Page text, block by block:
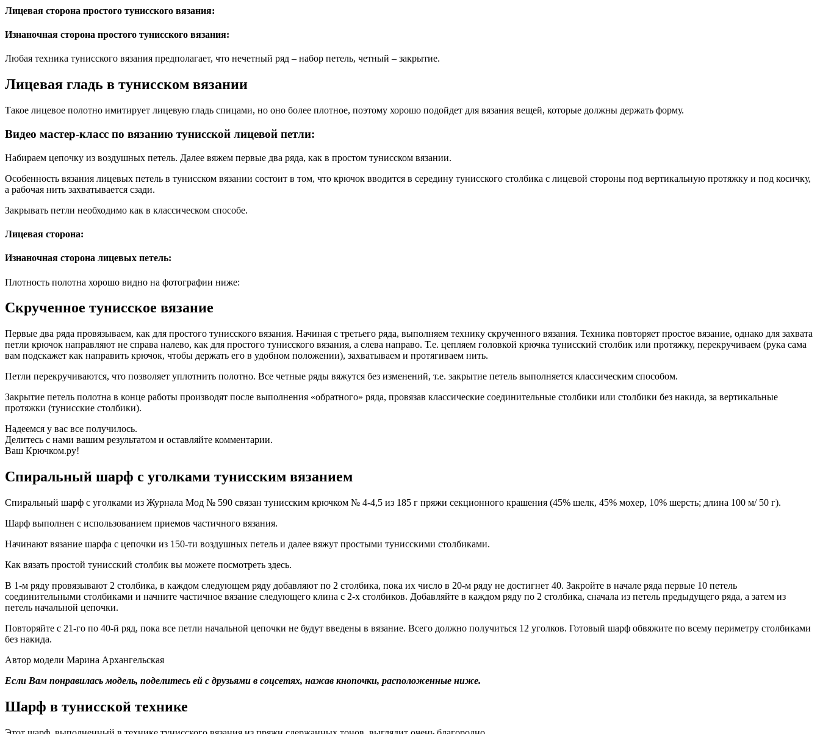
Лицевая сторона простого тунисского вязания:
Изнаночная сторона простого тунисского вязания:
Любая техника тунисского вязания предполагает, что нечетный ряд – набор петель, четный – закрытие.
Лицевая гладь в тунисском вязании
Такое лицевое полотно имитирует лицевую гладь спицами, но оно более плотное, поэтому хорошо подойдет для вязания вещей, которые должны держать форму.
Видео мастер-класс по вязанию тунисской лицевой петли:
Набираем цепочку из воздушных петель. Далее вяжем первые два ряда, как в простом тунисском вязании.
Особенность вязания лицевых петель в тунисском вязании состоит в том, что крючок вводится в середину тунисского столбика с лицевой стороны под вертикальную протяжку и под косичку,
а рабочая нить захватывается сзади.
Закрывать петли необходимо как в классическом способе.
Лицевая сторона:
Изнаночная сторона лицевых петель:
Плотность полотна хорошо видно на фотографии ниже:
Скрученное тунисское вязание
Первые два ряда провязываем, как для простого тунисского вязания. Начиная с третьего ряда, выполняем технику скрученного вязания. Техника повторяет простое вязание, однако для захвата
петли крючок направляют не справа налево, как для простого тунисского вязания, а слева направо. Т.е. цепляем головкой крючка тунисский столбик или протяжку, перекручиваем (рука сама
вам подскажет как направить крючок, чтобы держать его в удобном положении), захватываем и протягиваем нить.
Петли перекручиваются, что позволяет уплотнить полотно. Все четные ряды вяжутся без изменений, т.е. закрытие петель выполняется классическим способом.
Закрытие петель полотна в конце работы производят после выполнения «обратного» ряда, провязав классические соединительные столбики или столбики без накида, за вертикальные
протяжки (тунисские столбики).
Надеемся у вас все получилось.
Делитесь с нами вашим результатом и оставляйте комментарии.
Ваш Крючком.ру!
Спиральный шарф с уголками тунисским вязанием
Спиральный шарф с уголками из Журнала Мод № 590 связан тунисским крючком № 4-4,5 из 185 г пряжи секционного крашения (45% шелк, 45% мохер, 10% шерсть; длина 100 м/ 50 г).
Шарф выполнен с использованием приемов частичного вязания.
Начинают вязание шарфа с цепочки из 150-ти воздушных петель и далее вяжут простыми тунисскими столбиками.
Как вязать простой тунисский столбик вы можете посмотреть здесь.
В 1-м ряду провязывают 2 столбика, в каждом следующем ряду добавляют по 2 столбика, пока их число в 20-м ряду не достигнет 40. Закройте в начале ряда первые 10 петель
соединительными столбиками и начните частичное вязание следующего клина с 2-х столбиков. Добавляйте в каждом ряду по 2 столбика, сначала из петель предыдущего ряда, а затем из
петель начальной цепочки.
Повторяйте с 21-го по 40-й ряд, пока все петли начальной цепочки не будут введены в вязание. Всего должно получиться 12 уголков. Готовый шарф обвяжите по всему периметру столбиками
без накида.
Автор модели Марина Архангельская
Если Вам понравилась модель, поделитесь ей с друзьями в соцсетях, нажав кнопочки, расположенные ниже.
Шарф в тунисской технике